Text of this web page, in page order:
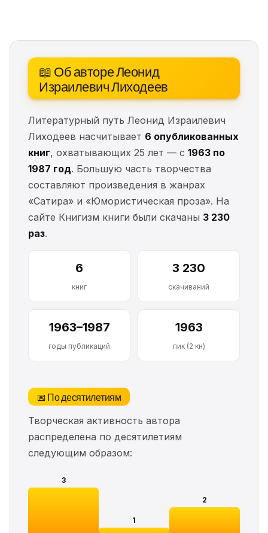
📖 Об авторе Леонид
Израилевич Лиходеев
Литературный путь Леонид Израилевич
Лиходеев насчитывает 6 опубликованных
книг, охватывающих 25 лет — с 1963 по
1987 год. Большую часть творчества
составляют произведения в жанрах
«Сатира» и «Юмористическая проза». На
сайте Книгизм книги были скачаны 3 230
раз.
6
книг
3 230
скачиваний
1963–1987
годы публикаций
1963
пик (2 кн)
📅 По десятилетиям
Творческая активность автора
распределена по десятилетиям
следующим образом:
3
1
2